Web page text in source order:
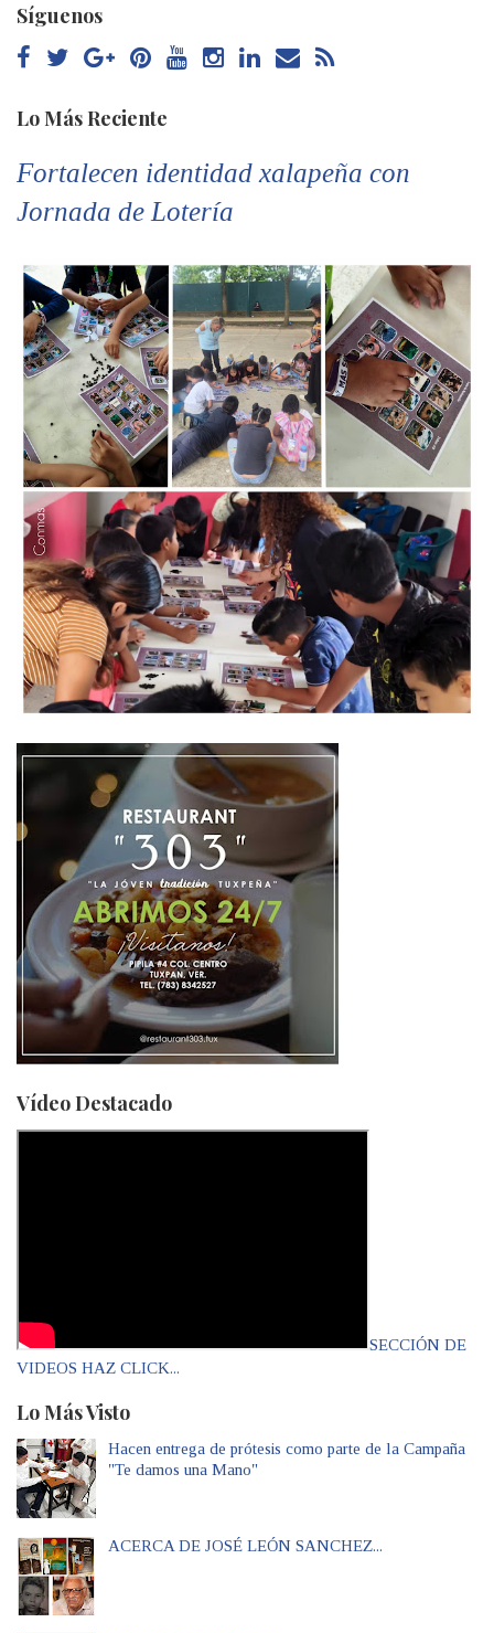
Síguenos
Lo Más Reciente
Fortalecen identidad xalapeña con
Jornada de Lotería
Vídeo Destacado
SECCIÓN DE
VIDEOS HAZ CLICK...
Lo Más Visto
Hacen entrega de prótesis como parte de la Campaña
"Te damos una Mano"
ACERCA DE JOSÉ LEÓN SANCHEZ...